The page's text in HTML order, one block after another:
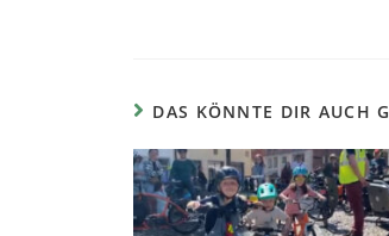
DAS KÖNNTE DIR AUCH